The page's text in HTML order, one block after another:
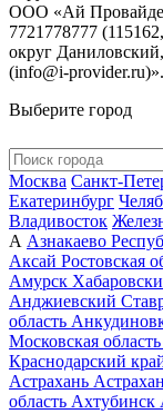
ООО «Ай
7721778777
округ
(info@i-provider.ru)».
Выберите город
Москва Санкт-
Екатеринбург
Владивосток
А Азнакаево
Аксай Ростовская
Амурск
Анджиевский
область
Московская область
Краснодарский
Астрахань
область Ахтубинск